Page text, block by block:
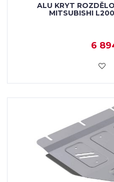
ALU KRYT
MITSUBISHI
6